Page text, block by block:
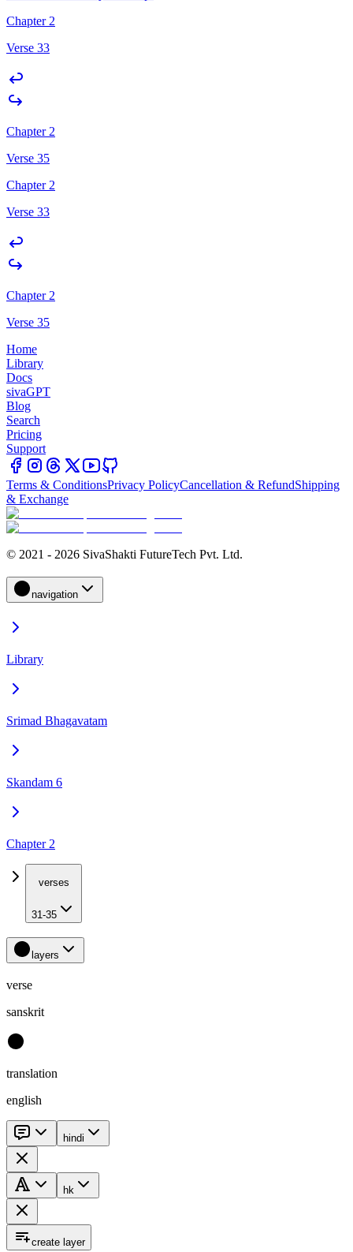
Chapter 2
Verse 33
Chapter 2
Verse 35
Chapter 2
Verse 33
Chapter 2
Verse 35
Home
Library
Docs
sivaGPT
Blog
Search
Pricing
Support
Terms & ConditionsPrivacy PolicyCancellation & RefundShipping
& Exchange
© 2021 - 2026 SivaShakti FutureTech Pvt. Ltd.
navigation
Library
Srimad Bhagavatam
Skandam 6
Chapter 2
verses
31-35
layers
verse
sanskrit
translation
english
hindi
hk
create layer